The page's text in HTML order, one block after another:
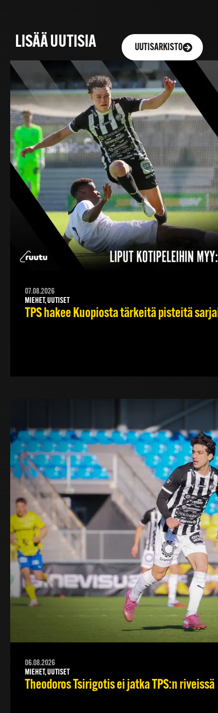
LISÄÄ UUTISIA UUTISARKISTO
07.08.2026
MIEHET, UUTISET
TPS hakee Kuopiosta tärkeitä pisteitä
06.08.2026
MIEHET, UUTISET
Theodoros Tsirigotis ei jatka TPS:n riveissä